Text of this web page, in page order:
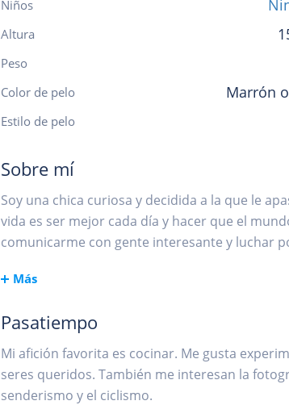
Niños
Altura
Peso
Color de pelo Marrón
Estilo de pelo
Sobre mí
Soy una chica curiosa y decidida a la que le
vida es ser mejor cada día y hacer que el
comunicarme con gente interesante y luchar
Más
Pasatiempo
Mi afición favorita es cocinar. Me gusta
seres queridos. También me interesan la
senderismo y el ciclismo.